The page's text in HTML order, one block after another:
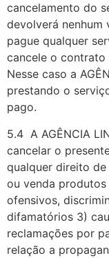
cancelamento do
devolverá nenhum
pague qualquer
cancele o contrato
Nesse caso a
prestando o
pago.
5.4 A AGÊNCIA
cancelar o
qualquer direito
ou venda
ofensivos,
difamatórios 3)
reclamações por
relação a